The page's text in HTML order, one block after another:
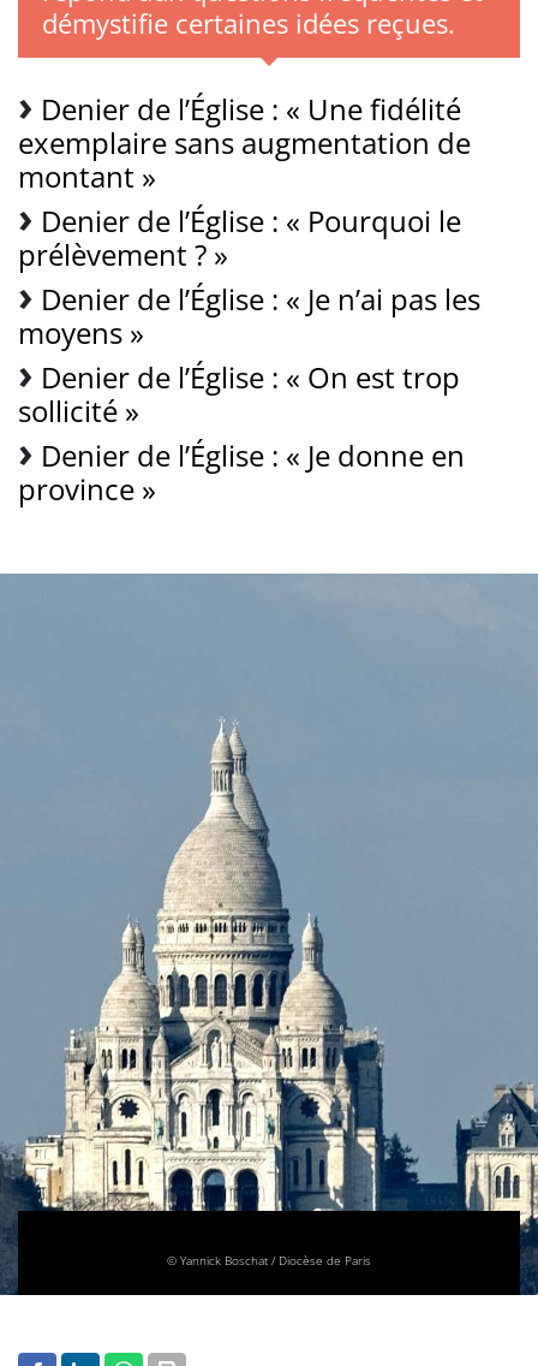
démystifie certaines idées reçues.
Denier de l’Église : « Une fidélité
exemplaire sans augmentation de
montant »
Denier de l’Église : « Pourquoi le
prélèvement ? »
Denier de l’Église : « Je n’ai pas les
moyens »
Denier de l’Église : « On est trop
sollicité »
Denier de l’Église : « Je donne en
province »
© Yannick Boschat / Diocèse de Paris